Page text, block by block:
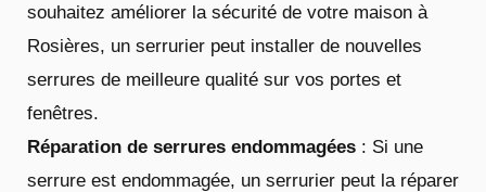
souhaitez améliorer la sécurité de votre maison à
Rosières, un serrurier peut installer de nouvelles
serrures de meilleure qualité sur vos portes et
fenêtres.
Réparation de serrures endommagées : Si une
serrure est endommagée, un serrurier peut la réparer